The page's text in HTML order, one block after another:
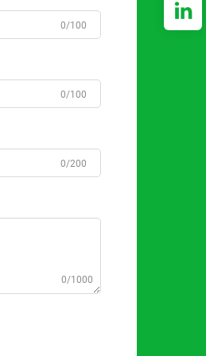
0/100
0/100
0/200
0/1000